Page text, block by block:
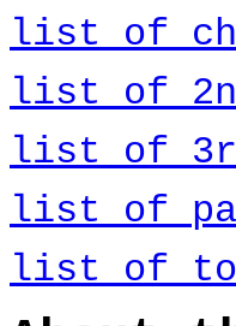
list of
list of
list of
list of
list of